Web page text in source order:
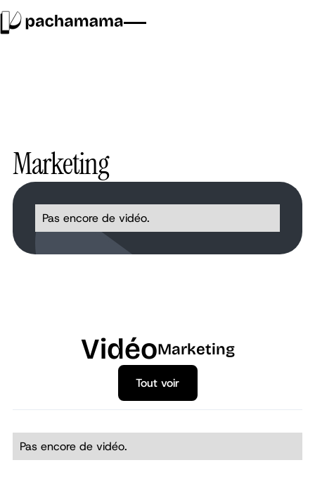
Marketing
Pas encore de vidéo.
VidéoMarketing
Tout voir
Tout voir
Pas encore de vidéo.